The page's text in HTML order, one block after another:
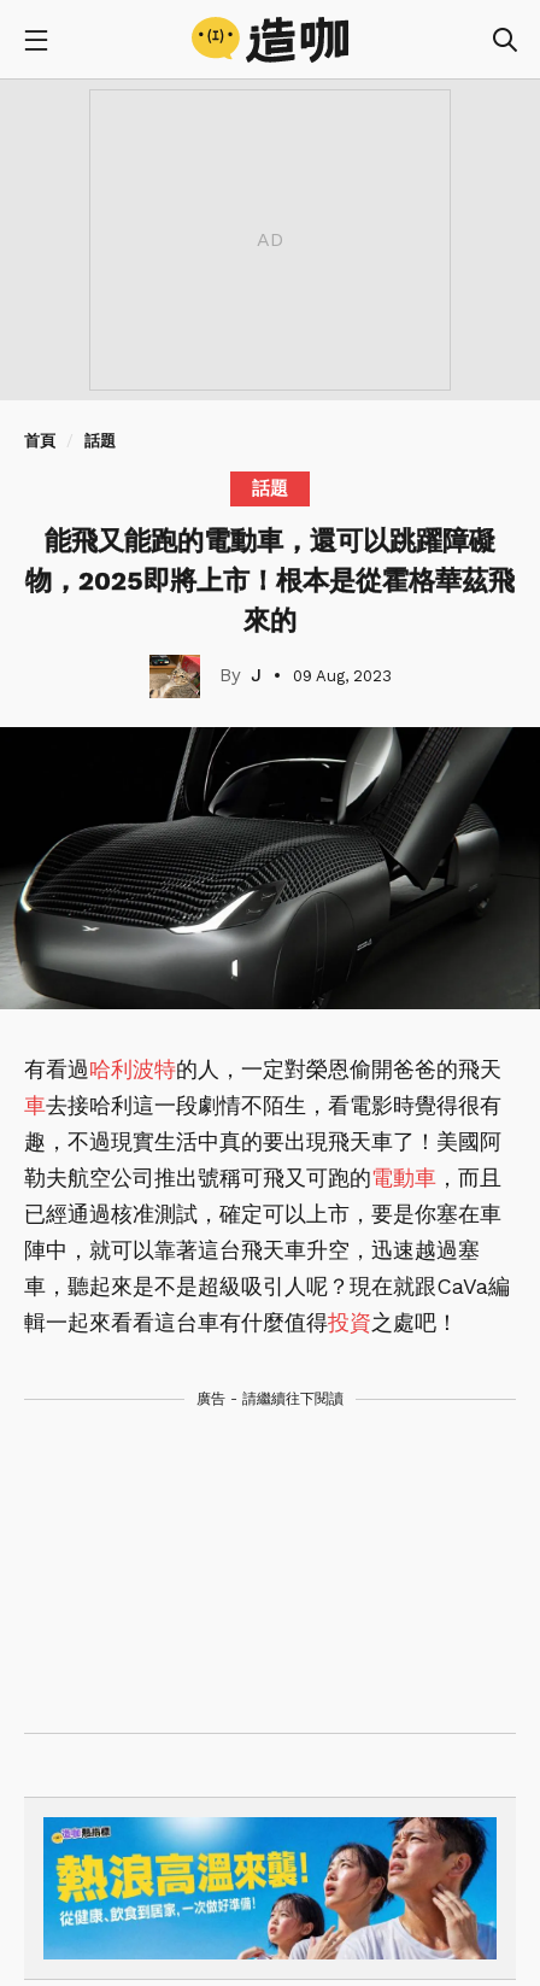
首頁 話題
話題
能飛又能跑的電動車，還可以跳躍障礙
物，2025即將上市！根本是從霍格華茲飛
來的
J 09 Aug, 2023
有看過哈利波特的人，一定對榮恩偷開爸爸的飛天
車去接哈利這一段劇情不陌生，看電影時覺得很有
趣，不過現實生活中真的要出現飛天車了！美國阿
勒夫航空公司推出號稱可飛又可跑的電動車 ，而且
已經通過核准測試，確定可以上市，要是你塞在車
陣中，就可以靠著這台飛天車升空，迅速越過塞
車，聽起來是不是超級吸引人呢？現在就跟CaVa編
輯一起來看看這台車有什麼值得投資之處吧！
廣告 - 請繼續往下閱讀